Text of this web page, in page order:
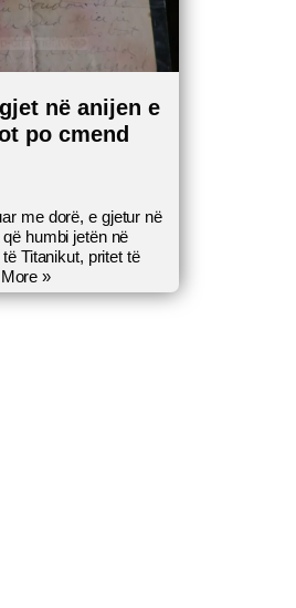
në anijen e
po cmend
me dorë, e gjetur në
humbi jetën në
Titanikut, pritet të
»